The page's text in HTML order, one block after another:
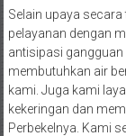
Selain upaya
pelayanan dengan
antisipasi gangguan
membutuhkan air
kami. Juga kami
kekeringan dan
Perbekelnya. Kami